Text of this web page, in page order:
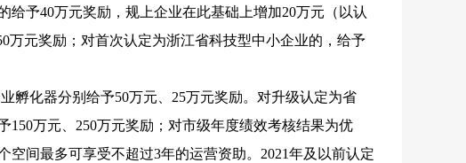
予40万元奖励，规上企业在此基础上增加20万元（以认
万元奖励；对首次认定为浙江省科技型中小企业的，给予
孵化器分别给予50万元、25万元奖励。对升级认定为省
万元、250万元奖励；对市级年度绩效考核结果为优
间最多可享受不超过3年的运营资助。2021年及以前认定